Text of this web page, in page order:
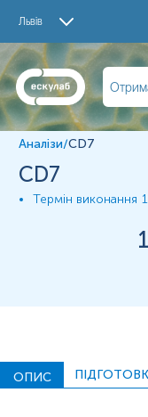
Львів
CD7
Матеріал
Парафінові
вимірювань можуть
тест-систем.
Аналізи/CD7
CD7
Термін виконання
ОПИС